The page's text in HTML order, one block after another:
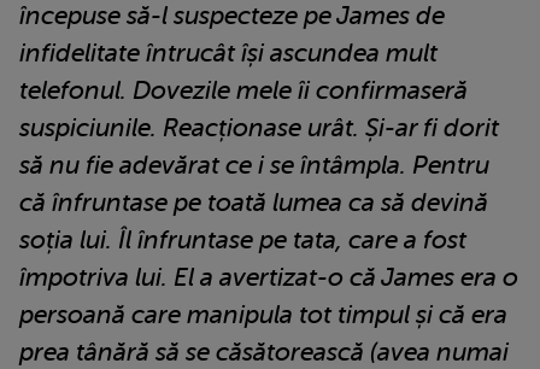
începuse să-l suspecteze pe James de
infidelitate întrucât își ascundea mult
telefonul. Dovezile mele îi confirmaseră
suspiciunile. Reacționase urât. Și-ar fi dorit
să nu fie adevărat ce i se întâmpla. Pentru
că înfruntase pe toată lumea ca să devină
soția lui. Îl înfruntase pe tata, care a fost
împotriva lui. El a avertizat-o că James era o
persoană care manipula tot timpul și că era
prea tânără să se căsătorească (avea numai